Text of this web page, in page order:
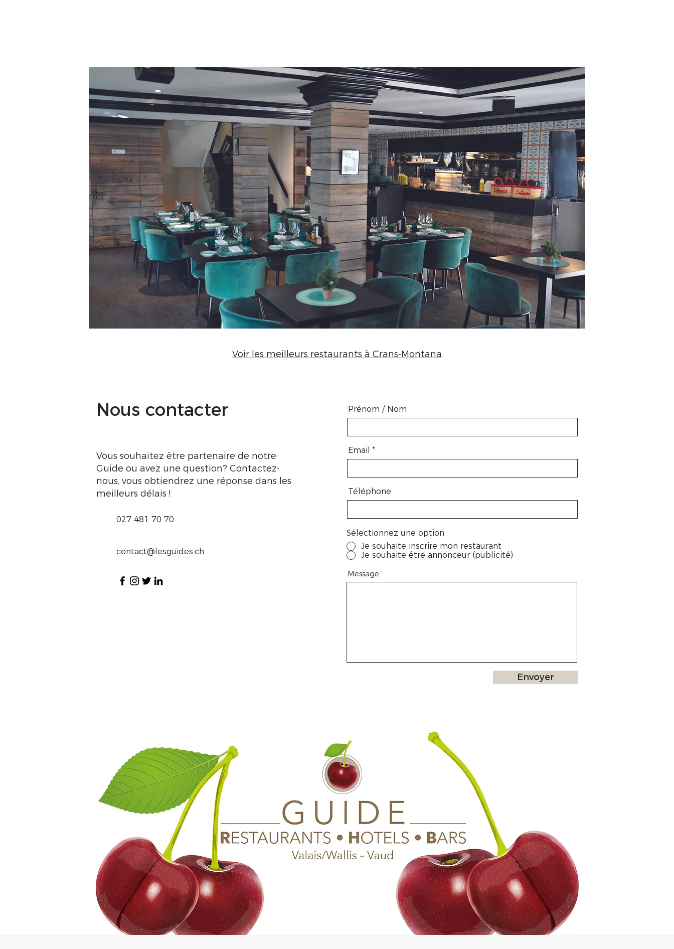
Voir les meilleurs restaurants à Crans-Montana
Nous contacter
Vous souhaitez être partenaire de notre
Guide ou avez une question? Contactez-
nous, vous obtiendrez une réponse dans les
meilleurs délais !
027 481 70 70
contact@lesguides.ch
Prénom / Nom
Email
Téléphone
Sélectionnez une option
Je souhaite inscrire mon restaurant
Je souhaite être annonceur (publicité)
Message
Envoyer